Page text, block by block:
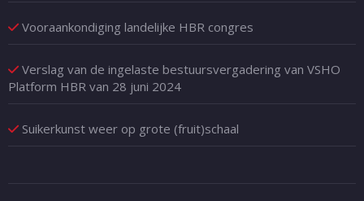
Vooraankondiging landelijke HBR congres
Verslag van de ingelaste bestuursvergadering van VSHO
Platform HBR van 28 juni 2024
Suikerkunst weer op grote (fruit)schaal